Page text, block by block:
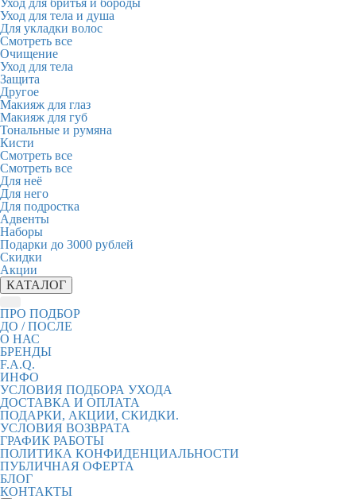
Уход для бритья и бороды
Уход для тела и душа
Для укладки волос
Смотреть все
Очищение
Уход для тела
Защита
Другое
Макияж для глаз
Макияж для губ
Тональные и румяна
Кисти
Смотреть все
Смотреть все
Для неё
Для него
Для подростка
Адвенты
Наборы
Подарки до 3000 рублей
Скидки
Акции
КАТАЛОГ
ПРО ПОДБОР
ДО / ПОСЛЕ
О НАС
БРЕНДЫ
F.A.Q.
ИНФО
УСЛОВИЯ ПОДБОРА УХОДА
ДОСТАВКА И ОПЛАТА
ПОДАРКИ, АКЦИИ, СКИДКИ.
УСЛОВИЯ ВОЗВРАТА
ГРАФИК РАБОТЫ
ПОЛИТИКА КОНФИДЕНЦИАЛЬНОСТИ
ПУБЛИЧНАЯ ОФЕРТА
БЛОГ
КОНТАКТЫ